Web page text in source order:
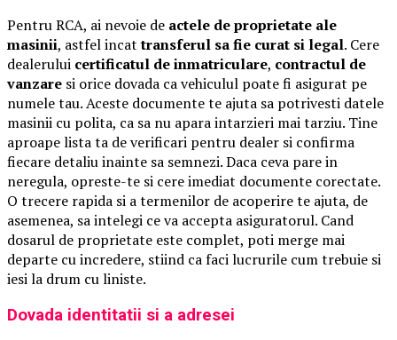
Pentru RCA, ai nevoie de actele de proprietate ale
masinii, astfel incattransferul sa fie curat si legal. Cere
dealerului certificatul de inmatriculare, contractul de
vanzare si orice dovada ca vehiculul poate fi asigurat pe
numele tau. Aceste documente te ajuta sa potrivesti datele
masinii cu polita, ca sa nu apara intarzieri mai tarziu. Tine
aproape lista ta de verificari pentru dealer si confirma
fiecare detaliu inainte sa semnezi. Daca ceva pare in
neregula, opreste-te si cere imediat documente corectate.
O trecere rapida si a termenilor de acoperire te ajuta, de
asemenea, sa intelegi ce va accepta asiguratorul. Cand
dosarul de proprietate este complet, poti merge mai
departe cu incredere, stiind ca faci lucrurile cum trebuie si
iesi la drum cu liniste.
Dovada identitatii si a adresei